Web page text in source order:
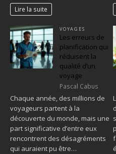
Lire la suite
VOYAGES
Les erreurs de
planification qui
réduisent la
qualité d’un
voyage
Pascal Cabus
Chaque année, des millions de
voyageurs partent à la
découverte du monde, mais une
part significative d’entre eux
rencontrent des désagréments
qui auraient pu être…